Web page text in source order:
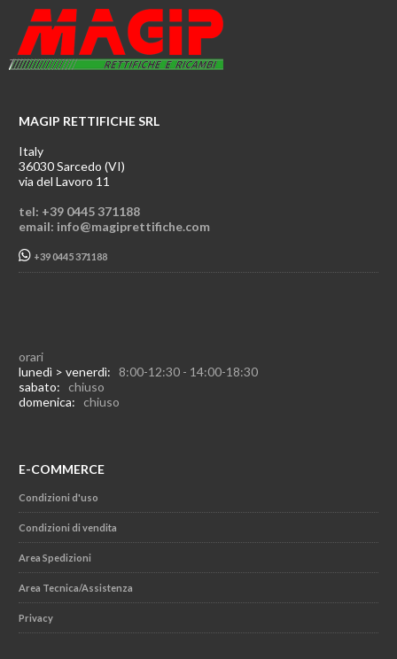
MAGIP RETTIFICHE SRL
Italy
36030 Sarcedo (VI)
via del Lavoro 11
tel: +39 0445 371188
email: info@magiprettifiche.com
+39 0445 371188
orari
lunedì > venerdì: 8:00-12:30 - 14:00-18:30
sabato: chiuso
domenica: chiuso
E-COMMERCE
Condizioni d'uso
Condizioni di vendita
Area Spedizioni
Area Tecnica/Assistenza
Privacy